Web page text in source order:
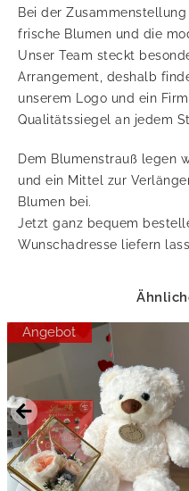
Bei der
frische Blumen und die
Unser Team steckt
Arrangement, deshalb
unserem Logo und ein
Qualitätssiegel an jedem
Dem Blumenstrauß legen
und ein Mittel zur
Blumen bei.
Jetzt ganz bequem
Wunschadresse liefern
Angebot